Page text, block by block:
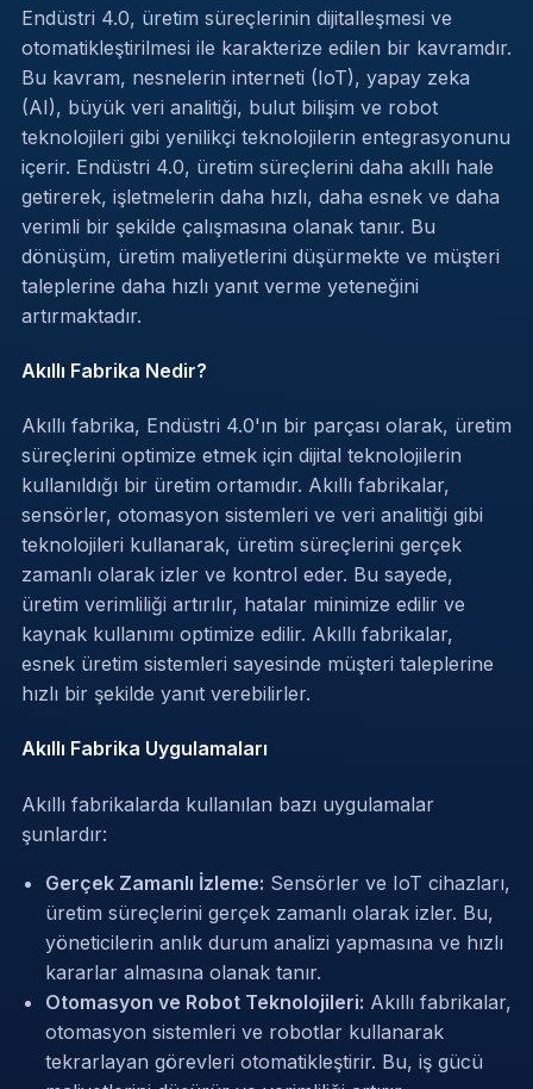
Endüstri 4.0, üretim süreçlerinin dijitalleşmesi ve
otomatikleştirilmesi ile karakterize edilen bir kavramdır.
Bu kavram, nesnelerin interneti (IoT), yapay zeka
(AI), büyük veri analitiği, bulut bilişim ve robot
teknolojileri gibi yenilikçi teknolojilerin entegrasyonunu
içerir. Endüstri 4.0, üretim süreçlerini daha akıllı hale
getirerek, işletmelerin daha hızlı, daha esnek ve daha
verimli bir şekilde çalışmasına olanak tanır. Bu
dönüşüm, üretim maliyetlerini düşürmekte ve müşteri
taleplerine daha hızlı yanıt verme yeteneğini
artırmaktadır.
Akıllı Fabrika Nedir?
Akıllı fabrika, Endüstri 4.0'ın bir parçası olarak, üretim
süreçlerini optimize etmek için dijital teknolojilerin
kullanıldığı bir üretim ortamıdır. Akıllı fabrikalar,
sensörler, otomasyon sistemleri ve veri analitiği gibi
teknolojileri kullanarak, üretim süreçlerini gerçek
zamanlı olarak izler ve kontrol eder. Bu sayede,
üretim verimliliği artırılır, hatalar minimize edilir ve
kaynak kullanımı optimize edilir. Akıllı fabrikalar,
esnek üretim sistemleri sayesinde müşteri taleplerine
hızlı bir şekilde yanıt verebilirler.
Akıllı Fabrika Uygulamaları
Akıllı fabrikalarda kullanılan bazı uygulamalar
şunlardır:
Gerçek Zamanlı İzleme: Sensörler ve IoT cihazları,
üretim süreçlerini gerçek zamanlı olarak izler. Bu,
yöneticilerin anlık durum analizi yapmasına ve hızlı
kararlar almasına olanak tanır.
Otomasyon ve Robot Teknolojileri: Akıllı fabrikalar,
otomasyon sistemleri ve robotlar kullanarak
tekrarlayan görevleri otomatikleştirir. Bu, iş gücü